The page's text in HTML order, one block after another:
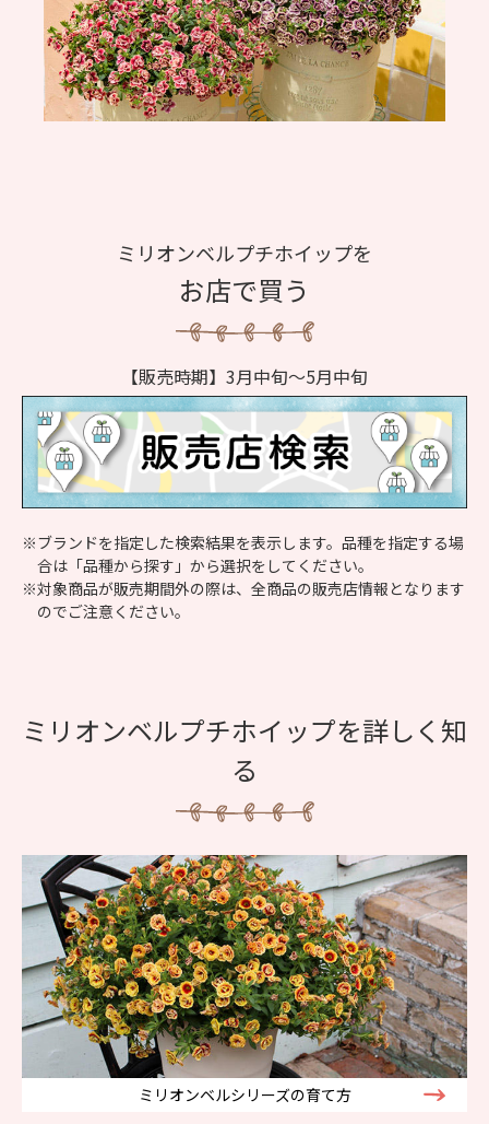
ミリオンベルプチホイップを
お店で買う
【販売時期】3月中旬～5月中旬
※ブランドを指定した検索結果を表示します。品種を指定する場
合は「品種から探す」から選択をしてください。
※対象商品が販売期間外の際は、全商品の販売店情報となります
のでご注意ください。
ミリオンベルプチホイップを詳しく知
る
ミリオンベルシリーズの育て方